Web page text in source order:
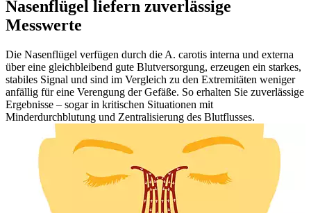
Nasenflügel liefern zuverlässige
Messwerte
Die Nasenflügel verfügen durch die A. carotis interna und externa
über eine gleichbleibend gute Blutversorgung, erzeugen ein starkes,
stabiles Signal und sind im Vergleich zu den Extremitäten weniger
anfällig für eine Verengung der Gefäße. So erhalten Sie zuverlässige
Ergebnisse – sogar in kritischen Situationen mit
Minderdurchblutung und Zentralisierung des Blutflusses.